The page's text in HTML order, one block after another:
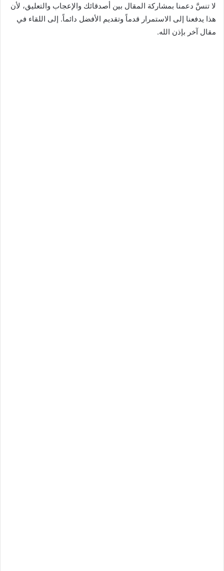
لا تنسَّ دعمنا بمشاركة المقال بين أصدقائك والإعجاب والتعليق، لأن
هذا يدفعنا إلى الاستمرار قدماً وتقديم الأفضل دائماً. إلى اللقاء في
مقال آخر بإذن الله.